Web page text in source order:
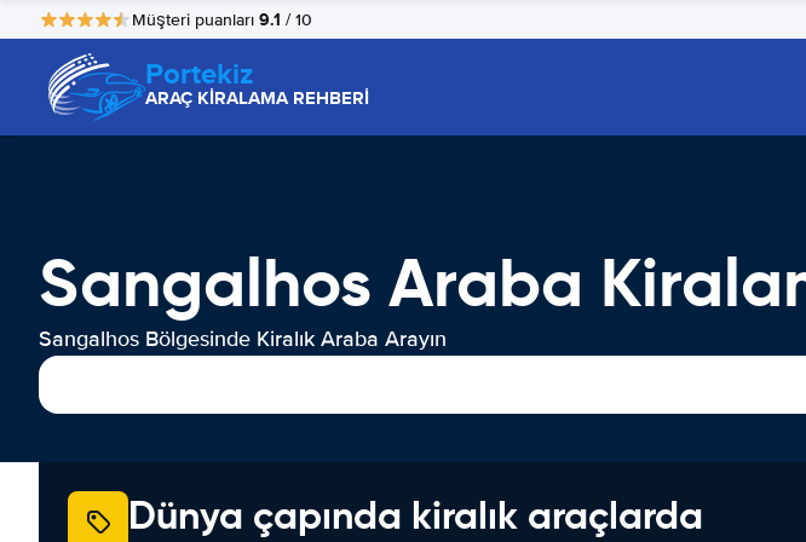
Müşteri puanları 9.1 / 10
Portekiz
ARAÇ KİRALAMA REHBERİ
Sangalhos Araba
Sangalhos Bölgesinde Kiralık Araba Arayın
Dünya çapında kiralık araçlarda